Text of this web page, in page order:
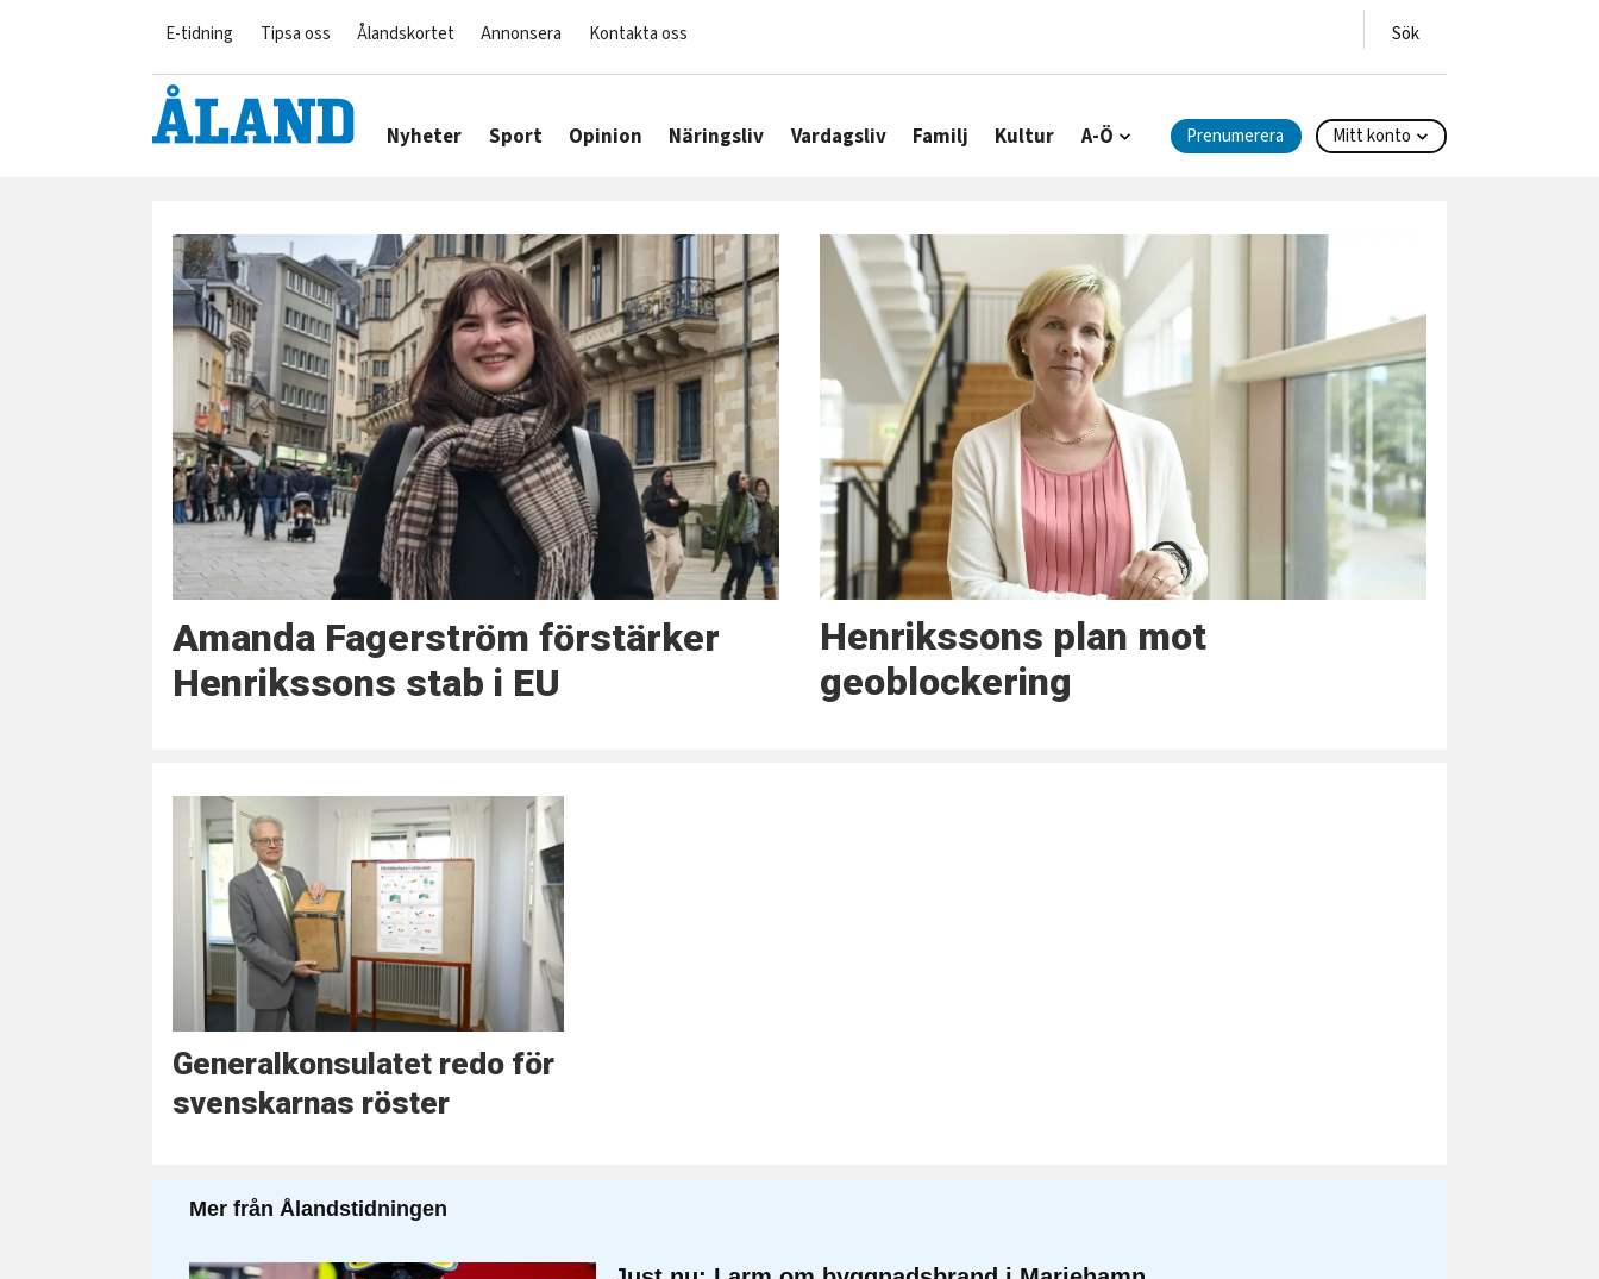
E-tidning Tipsa oss Ålandskortet Annonsera Kontakta oss
Nyheter Sport Opinion Näringsliv Vardagsliv Familj Kultur A-Ö Prenumerera Mitt konto
europaparlamentet
Amanda Fagerström förstärker
Henrikssons stab i EU
Henrikssons plan mot
geoblockering
Generalkonsulatet redo för
svenskarnas röster